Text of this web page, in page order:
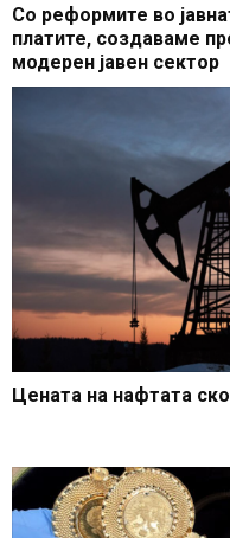
Со реформите во
платите, создаваме
модерен јавен сектор
Цената на нафтата